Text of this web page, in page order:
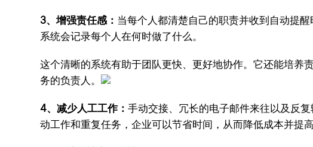
3、增强责任感： 当每个人都清楚自己的职责并收到自动提
系统会记录每个人在何时做了什么。
这个清晰的系统有助于团队更快、更好地协作。它还能培养
务的负责人。
4、减少人工工作：手动交接、冗长的电子邮件来往以及反
动工作和重复任务，企业可以节省时间，从而降低成本并提高